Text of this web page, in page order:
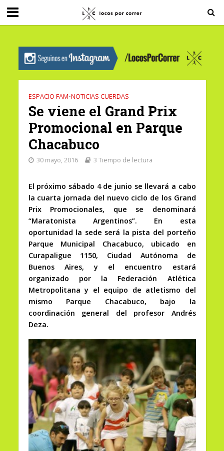
G-0X2PD3RFLV
ESPACIO FAM•NOTICIAS CUERDAS
Se viene el Grand Prix
Promocional en Parque
Chacabuco
30 mayo, 2016 3 Tiempo de lectura
El próximo sábado 4 de junio se llevará a cabo
la cuarta jornada del nuevo ciclo de los Grand
Prix Promocionales, que se denominará
“Maratonista Argentinos”. En esta
oportunidad la sede será la pista del porteño
Parque Municipal Chacabuco, ubicado en
Curapaligue 1150, Ciudad Autónoma de
Buenos Aires, y el encuentro estará
organizado por la Federación Atlética
Metropolitana y el equipo de atletismo del
mismo Parque Chacabuco, bajo la
coordinación general del profesor Andrés
Deza.